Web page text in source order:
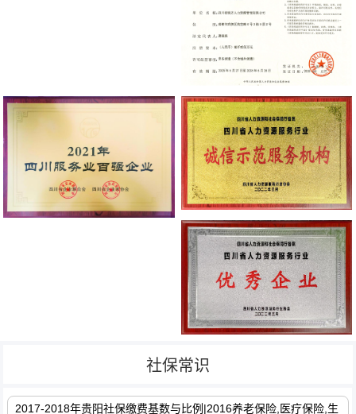
社保常识
2017-2018年贵阳社保缴费基数与比例|2016养老保险,医疗保险,生